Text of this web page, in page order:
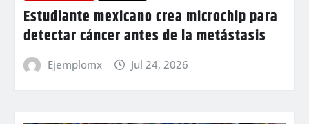
Estudiante mexicano crea microchip para
detectar cáncer antes de la metástasis
Ejemplomx Jul 24, 2026